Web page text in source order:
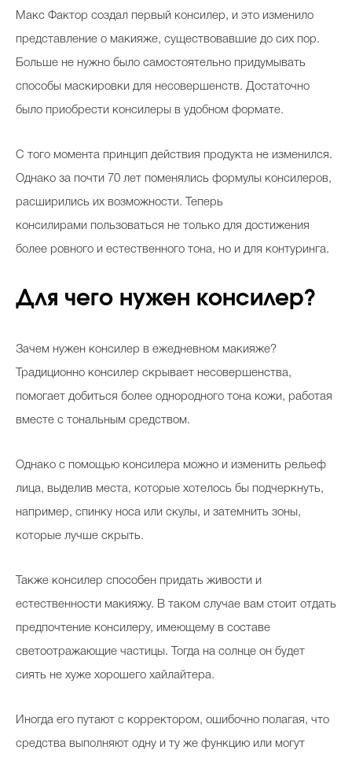
Макс Фактор создал первый консилер, и это изменило
представление о макияже, существовавшие до сих пор.
Больше не нужно было самостоятельно придумывать
способы маскировки для несовершенств. Достаточно
было приобрести консилеры в удобном формате.
С того момента принцип действия продукта не изменился.
Однако за почти 70 лет поменялись формулы консилеров,
расширились их возможности. Теперь
консилирами пользоваться не только для достижения
более ровного и естественного тона, но и для контуринга.
Для чего нужен консилер?
Зачем нужен консилер в ежедневном макияже?
Традиционно консилер скрывает несовершенства,
помогает добиться более однородного тона кожи, работая
вместе с тональным средством.
Однако с помощью консилера можно и изменить рельеф
лица, выделив места, которые хотелось бы подчеркнуть,
например, спинку носа или скулы, и затемнить зоны,
которые лучше скрыть.
Также консилер способен придать живости и
естественности макияжу. В таком случае вам стоит отдать
предпочтение консилеру, имеющему в составе
светоотражающие частицы. Тогда на солнце он будет
сиять не хуже хорошего хайлайтера.
Иногда его путают с корректором, ошибочно полагая, что
средства выполняют одну и ту же функцию или могут